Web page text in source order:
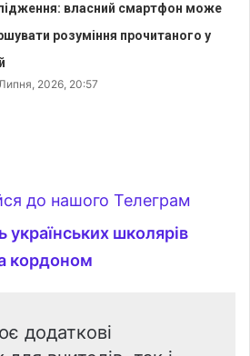
власний смартфон може
розуміння прочитаного у
2026, 20:57
до нашого Телеграм
школярів
кордоном
додаткові